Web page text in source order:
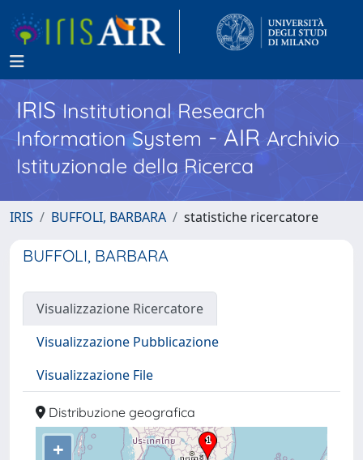
IRISInstitutional Research
Information System - AIR Archivio
Istituzionale della Ricerca
IRIS BUFFOLI, BARBARA statistiche ricercatore
BUFFOLI, BARBARA
Visualizzazione Ricercatore
Visualizzazione Pubblicazione
Visualizzazione File
Distribuzione geografica
+